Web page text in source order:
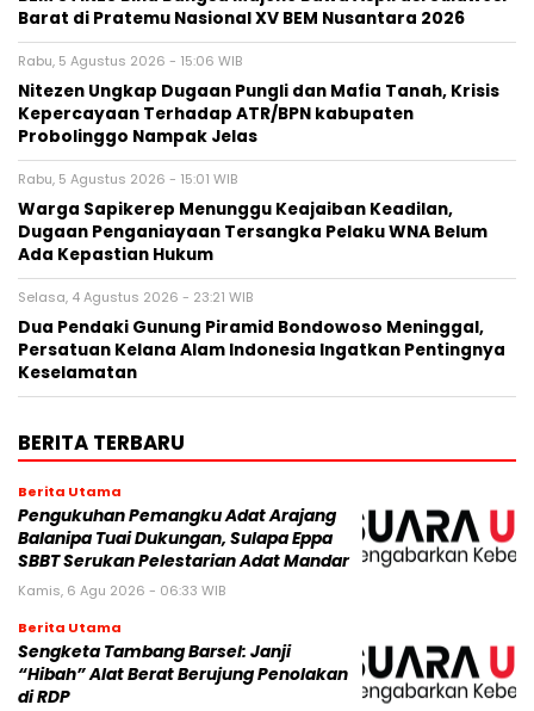
Barat di Pratemu Nasional XV BEM Nusantara 2026
Rabu, 5 Agustus 2026 - 15:06 WIB
Nitezen Ungkap Dugaan Pungli dan Mafia Tanah, Krisis
Kepercayaan Terhadap ATR/BPN kabupaten
Probolinggo Nampak Jelas
Rabu, 5 Agustus 2026 - 15:01 WIB
Warga Sapikerep Menunggu Keajaiban Keadilan,
Dugaan Penganiayaan Tersangka Pelaku WNA Belum
Ada Kepastian Hukum
Selasa, 4 Agustus 2026 - 23:21 WIB
Dua Pendaki Gunung Piramid Bondowoso Meninggal,
Persatuan Kelana Alam Indonesia Ingatkan Pentingnya
Keselamatan
BERITA TERBARU
Berita Utama
Pengukuhan Pemangku Adat Arajang
Balanipa Tuai Dukungan, Sulapa Eppa
SBBT Serukan Pelestarian Adat Mandar
Kamis, 6 Agu 2026 - 06:33 WIB
Berita Utama
Sengketa Tambang Barsel: Janji
“Hibah” Alat Berat Berujung Penolakan
di RDP